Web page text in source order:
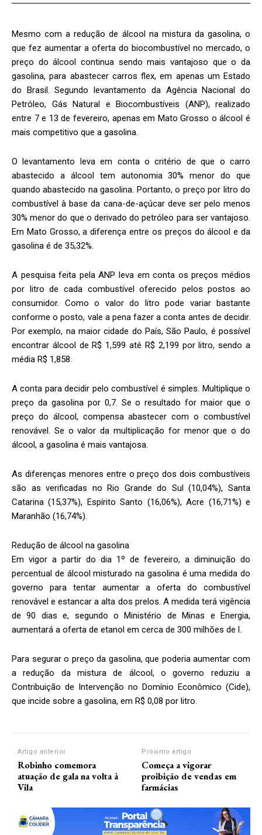
Mesmo com a redução de álcool na mistura da gasolina, o
que fez aumentar a oferta do biocombustível no mercado, o
preço do álcool continua sendo mais vantajoso que o da
gasolina, para abastecer carros flex, em apenas um Estado
do Brasil. Segundo levantamento da Agência Nacional do
Petróleo, Gás Natural e Biocombustíveis (ANP), realizado
entre 7 e 13 de fevereiro, apenas em Mato Grosso o álcool é
mais competitivo que a gasolina.
O levantamento leva em conta o critério de que o carro
abastecido a álcool tem autonomia 30% menor do que
quando abastecido na gasolina. Portanto, o preço por litro do
combustível à base da cana-de-açúcar deve ser pelo menos
30% menor do que o derivado do petróleo para ser vantajoso.
Em Mato Grosso, a diferença entre os preços do álcool e da
gasolina é de 35,32%.
A pesquisa feita pela ANP leva em conta os preços médios
por litro de cada combustível oferecido pelos postos ao
consumidor. Como o valor do litro pode variar bastante
conforme o posto, vale a pena fazer a conta antes de decidir.
Por exemplo, na maior cidade do País, São Paulo, é possível
encontrar álcool de R$ 1,599 até R$ 2,199 por litro, sendo a
média R$ 1,858.
A conta para decidir pelo combustível é simples. Multiplique o
preço da gasolina por 0,7. Se o resultado for maior que o
preço do álcool, compensa abastecer com o combustível
renovável. Se o valor da multiplicação for menor que o do
álcool, a gasolina é mais vantajosa.
As diferenças menores entre o preço dos dois combustíveis
são as verificadas no Rio Grande do Sul (10,04%), Santa
Catarina (15,37%), Espírito Santo (16,06%), Acre (16,71%) e
Maranhão (16,74%).
Redução de álcool na gasolina
Em vigor a partir do dia 1º de fevereiro, a diminuição do
percentual de álcool misturado na gasolina é uma medida do
governo para tentar aumentar a oferta do combustível
renovável e estancar a alta dos prelos. A medida terá vigência
de 90 dias e, segundo o Ministério de Minas e Energia,
aumentará a oferta de etanol em cerca de 300 milhões de l.
Para segurar o preço da gasolina, que poderia aumentar com
a redução da mistura de álcool, o governo reduziu a
Contribuição de Intervenção no Domínio Econômico (Cide),
que incide sobre a gasolina, em R$ 0,08 por litro.
Artigo anterior
Robinho comemora
atuação de gala na volta à
Vila
Próximo artigo
Começa a vigorar
proibição de vendas em
farmácias